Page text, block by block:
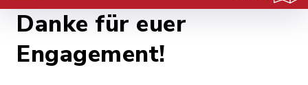
Danke für euer
Engagement!